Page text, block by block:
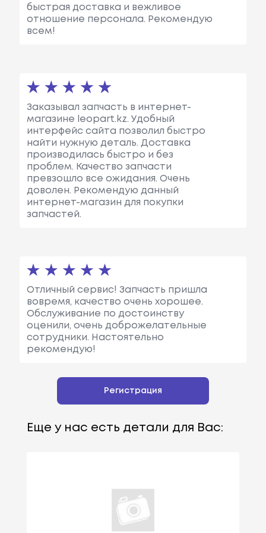
быстрая доставка и вежливое
отношение персонала. Рекомендую
всем!
Заказывал запчасть в интернет-
магазине leopart.kz. Удобный
интерфейс сайта позволил быстро
найти нужную деталь. Доставка
производилась быстро и без
проблем. Качество запчасти
превзошло все ожидания. Очень
доволен. Рекомендую данный
интернет-магазин для покупки
запчастей.
Отличный сервис! Запчасть пришла
вовремя, качество очень хорошее.
Обслуживание по достоинству
оценили, очень доброжелательные
сотрудники. Настоятельно
рекомендую!
Регистрация
Еще у нас есть детали для Вас: